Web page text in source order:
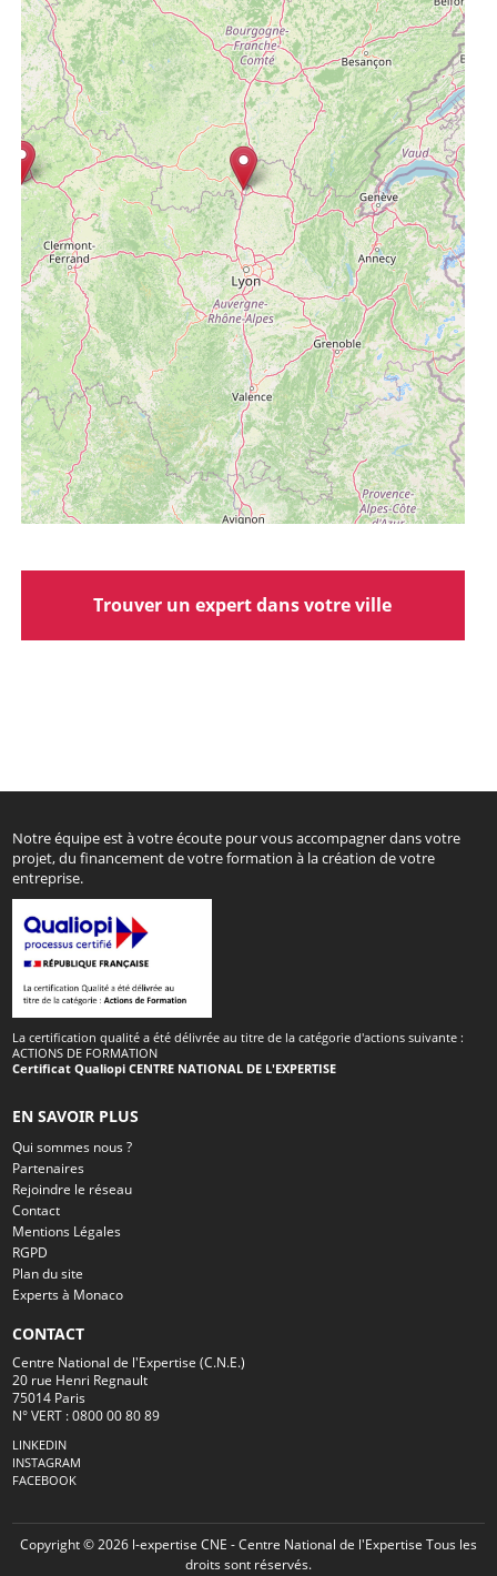
Trouver un expert dans votre ville
Notre équipe est à votre écoute pour vous accompagner dans votre
projet, du financement de votre formation à la création de votre
entreprise.
La certification qualité a été délivrée au titre de la catégorie d'actions suivante :
ACTIONS DE FORMATION
Certificat Qualiopi CENTRE NATIONAL DE L'EXPERTISE
EN SAVOIR PLUS
Qui sommes nous ?
Partenaires
Rejoindre le réseau
Contact
Mentions Légales
RGPD
Plan du site
Experts à Monaco
CONTACT
Centre National de l'Expertise (C.N.E.)
20 rue Henri Regnault
75014 Paris
N° VERT : 0800 00 80 89
LINKEDIN
INSTAGRAM
FACEBOOK
Copyright © 2026 l-expertise CNE - Centre National de l'Expertise Tous les
droits sont réservés.